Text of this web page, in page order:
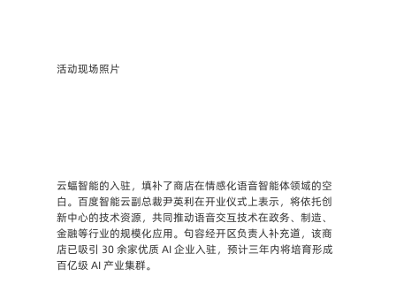
活动现场照片
云蝠智能的入驻，填补了商店在情感化语音智能体领域的空
白。百度智能云副总裁尹英利在开业仪式上表示，将依托创
新中心的技术资源，共同推动语音交互技术在政务、制造、
金融等行业的规模化应用。句容经开区负责人补充道，该商
店已吸引 30 余家优质 AI 企业入驻，预计三年内将培育形成
百亿级 AI 产业集群。